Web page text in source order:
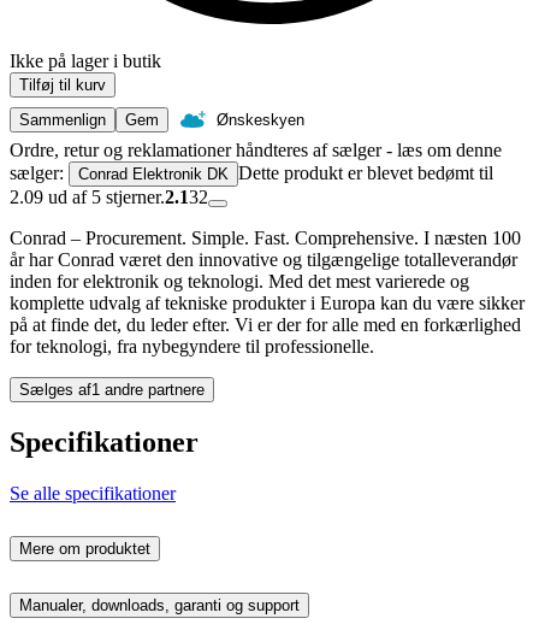
Ikke på lager i butik
Tilføj til kurv
Sammenlign
Gem Ønskeskyen
Ordre, retur og reklamationer håndteres af sælger - læs om denne
sælger:
Conrad Elektronik DK Dette produkt er blevet bedømt til
2.09 ud af 5 stjerner.2.132
Conrad – Procurement. Simple. Fast. Comprehensive. I næsten 100
år har Conrad været den innovative og tilgængelige totalleverandør
inden for elektronik og teknologi. Med det mest varierede og
komplette udvalg af tekniske produkter i Europa kan du være sikker
på at finde det, du leder efter. Vi er der for alle med en forkærlighed
for teknologi, fra nybegyndere til professionelle.
Sælges af1 andre partnere
Specifikationer
Se alle specifikationer
Mere om produktet
Manualer, downloads, garanti og support